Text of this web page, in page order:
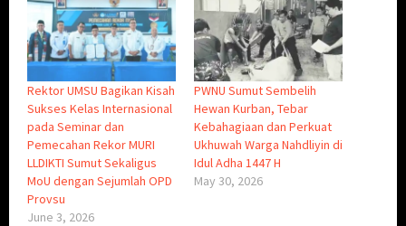
Rektor UMSU Bagikan Kisah
Sukses Kelas Internasional
pada Seminar dan
Pemecahan Rekor MURI
LLDIKTI Sumut Sekaligus
MoU dengan Sejumlah OPD
Provsu
June 3, 2026
PWNU Sumut Sembelih
Hewan Kurban, Tebar
Kebahagiaan dan Perkuat
Ukhuwah Warga Nahdliyin di
Idul Adha 1447 H
May 30, 2026